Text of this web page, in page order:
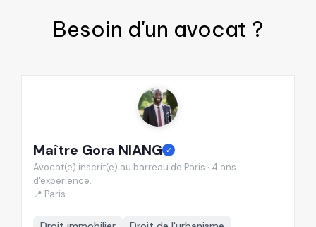
Besoin d'un avocat ?
Maître Gora NIANG ✓
Avocat(e) inscrit(e) au barreau de Paris · 4 ans
d'experience.
📍 Paris